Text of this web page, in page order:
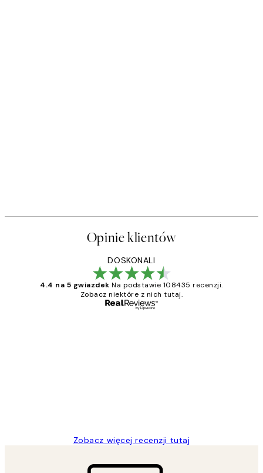
Opinie klientów
DOSKONALI
4.4 na 5 gwiazdek Na podstawie 108435 recenzji.
Zobacz niektóre z nich tutaj.
Zobacz więcej recenzji tutaj